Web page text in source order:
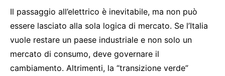
Il passaggio all’elettrico è inevitabile, ma non può
essere lasciato alla sola logica di mercato. Se l’Italia
vuole restare un paese industriale e non solo un
mercato di consumo, deve governare il
cambiamento. Altrimenti, la “transizione verde”